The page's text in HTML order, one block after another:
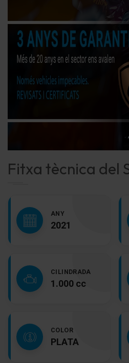
Fitxa tècnica del
ANY
2021
CILINDRADA
1.000 cc
COLOR
PLATA